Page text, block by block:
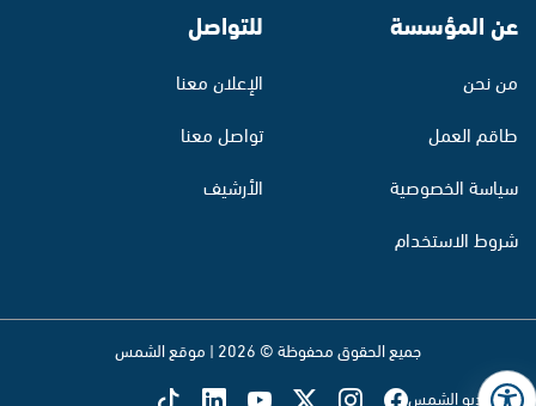
عن المؤسسة
من نحن
طاقم العمل
سياسة الخصوصية
شروط الاستخدام
للتواصل
الإعلان معنا
تواصل معنا
الأرشيف
جميع الحقوق محفوظة © 2026 | موقع الشمس
تابع راديو الشمس